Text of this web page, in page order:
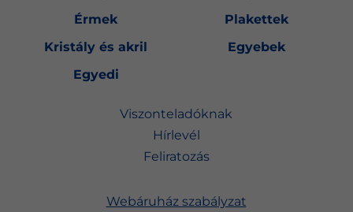
Érmek
Plakettek
Kristály és akril
Egyebek
Egyedi
Viszonteladóknak
Hírlevél
Feliratozás
Webáruház szabályzat